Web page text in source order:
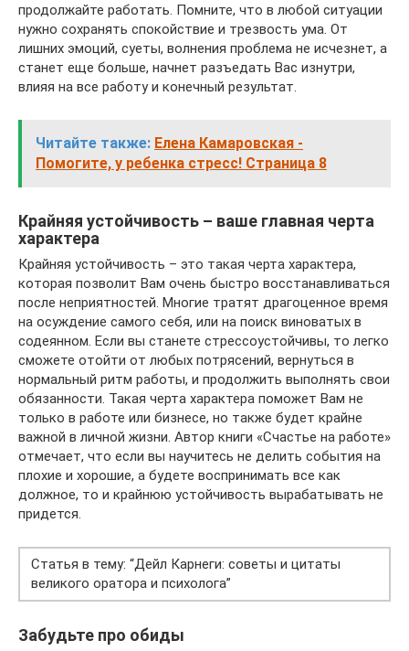
продолжайте работать. Помните, что в любой ситуации
нужно сохранять спокойствие и трезвость ума. От
лишних эмоций, суеты, волнения проблема не исчезнет, а
станет еще больше, начнет разъедать Вас изнутри,
влияя на все работу и конечный результат.
Читайте также: Елена Камаровская -
Помогите, у ребенка стресс! Страница 8
Крайняя устойчивость – ваше главная черта
характера
Крайняя устойчивость – это такая черта характера,
которая позволит Вам очень быстро восстанавливаться
после неприятностей. Многие тратят драгоценное время
на осуждение самого себя, или на поиск виноватых в
содеянном. Если вы станете стрессоустойчивы, то легко
сможете отойти от любых потрясений, вернуться в
нормальный ритм работы, и продолжить выполнять свои
обязанности. Такая черта характера поможет Вам не
только в работе или бизнесе, но также будет крайне
важной в личной жизни. Автор книги «Счастье на работе»
отмечает, что если вы научитесь не делить события на
плохие и хорошие, а будете воспринимать все как
должное, то и крайнюю устойчивость вырабатывать не
придется.
Статья в тему: “Дейл Карнеги: советы и цитаты
великого оратора и психолога”
Забудьте про обиды